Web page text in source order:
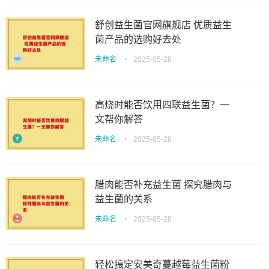
舒创益生菌官网旗舰店 优质益生
菌产品的选购好去处
未命名 • 2025-05-28
高烧时能否饮用四联益生菌？一
文帮你解答
未命名 • 2025-05-28
腊肉能否补充益生菌 探究腊肉与
益生菌的关系
未命名 • 2025-05-28
轻松搞定安美奇蔓越莓益生菌粉